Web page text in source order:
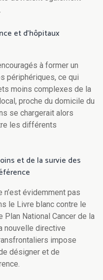
et d’hôpitaux
à former un
périphériques, ce qui
moins complexes de la
proche du domicile du
se chargerait alors
les différents
et de la survie des
n’est évidemment pas
le Livre blanc contre le
Plan National Cancer de la
nouvelle directive
impose
désigner et de